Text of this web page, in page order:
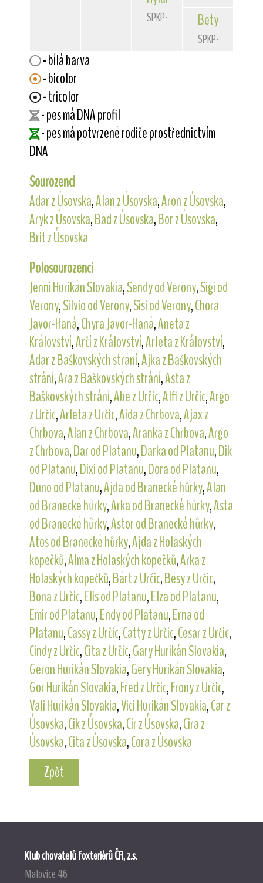
SPKP-2148 Bety
SPKP-2104
- bílá barva
- bicolor
- tricolor
- pes má DNA profil
- pes má potvrzené rodiče prostřednictvím
DNA
Sourozenci
Adar z Úsovska,Alan z Úsovska,Aron z Úsovska,
Aryk z Úsovska,Bad z Úsovska,Bor z Úsovska,
Brit z Úsovska
Polosourozenci
Jenni Hurikán Slovakia,Sendy od Verony,Sigi od
Verony,Silvio od Verony,Sisi od Verony,Chora
Javor-Haná,Chyra Javor-Haná,Aneta z
Království,Arčí z Království,Arleta z Království,
Adar z Baškovských strání,Ajka z Baškovských
strání,Ara z Baškovských strání,Asta z
Baškovských strání,Abe z Určic,Alfi z Určic,Argo
z Určic,Arleta z Určic,Aida z Chrbova,Ajax z
Chrbova,Alan z Chrbova,Aranka z Chrbova,Argo
z Chrbova,Dar od Platanu,Darka od Platanu,Dik
od Platanu,Dixi od Platanu,Dora od Platanu,
Duno od Platanu,Ajda od Branecké hůrky,Alan
od Branecké hůrky,Arka od Branecké hůrky,Asta
od Branecké hůrky,Astor od Branecké hůrky,
Atos od Branecké hůrky,Ajda z Holaských
kopečků,Alma z Holaských kopečků,Arka z
Holaských kopečků,Bárt z Určic,Besy z Určic,
Bona z Určic,Elis od Platanu,Elza od Platanu,
Emir od Platanu,Endy od Platanu,Erna od
Platanu,Cassy z Určic,Catty z Určic,Cesar z Určic,
Cindy z Určic,Cita z Určic,Gary Hurikán Slovakia,
Geron Hurikán Slovakia,Gery Hurikán Slovakia,
Gor Hurikán Slovakia,Fred z Určic,Frony z Určic,
Vali Hurikán Slovakia,Vici Hurikán Slovakia,Car z
Úsovska,Cik z Úsovska,Cir z Úsovska,Cira z
Úsovska,Cita z Úsovska,Cora z Úsovska
Zpět
Klub chovatelů foxteriérů ČR, z.s.
Malovice 46